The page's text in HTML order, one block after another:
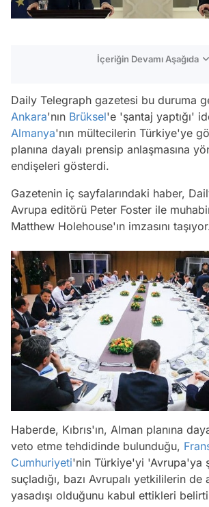
İçeriğin Devamı Aşağıda
Daily Telegraph gazetesi bu duruma
Ankara'nın Brüksel'e 'şantaj yaptığı'
Almanya'nın mültecilerin Türkiye'ye
planına dayalı prensip anlaşmasına
endişeleri gösterdi.
Gazetenin iç sayfalarındaki haber,
Avrupa editörü Peter Foster ile
Matthew Holehouse'ın imzasını
Haberde, Kıbrıs'ın, Alman planına
veto etme tehdidinde bulunduğu,
Cumhuriyeti'nin Türkiye'yi 'Avrupa'ya
suçladığı, bazı Avrupalı yetkililerin de
yasadışı olduğunu kabul ettikleri